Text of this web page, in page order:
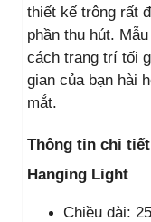
thiết kế trông rất
phần thu hút.
cách trang trí tối
gian của bạn hài
mắt.
Thông tin chi
Hanging Light
Chiều dài: